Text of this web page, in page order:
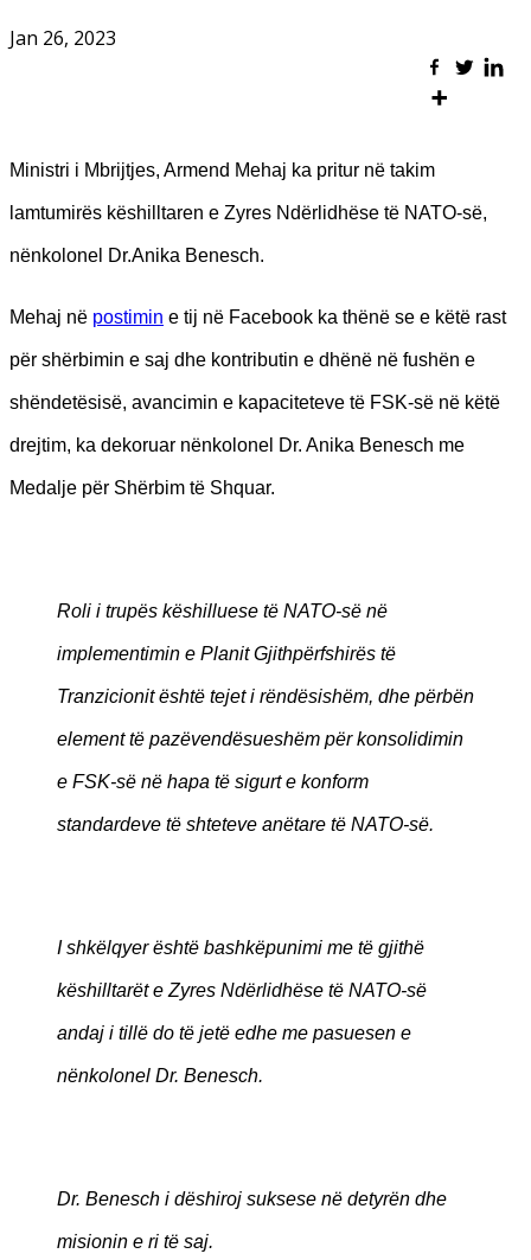
Jan 26, 2023
Ministri i Mbrijtjes, Armend Mehaj ka pritur në takim
lamtumirës këshilltaren e Zyres Ndërlidhëse të NATO-së,
nënkolonel Dr.Anika Benesch.
Mehaj në postimin e tij në Facebook ka thënë se e këtë rast
për shërbimin e saj dhe kontributin e dhënë në fushën e
shëndetësisë, avancimin e kapaciteteve të FSK-së në këtë
drejtim, ka dekoruar nënkolonel Dr. Anika Benesch me
Medalje për Shërbim të Shquar.
Roli i trupës këshilluese të NATO-së në
implementimin e Planit Gjithpërfshirës të
Tranzicionit është tejet i rëndësishëm, dhe përbën
element të pazëvendësueshëm për konsolidimin
e FSK-së në hapa të sigurt e konform
standardeve të shteteve anëtare të NATO-së.
I shkëlqyer është bashkëpunimi me të gjithë
këshilltarët e Zyres Ndërlidhëse të NATO-së
andaj i tillë do të jetë edhe me pasuesen e
nënkolonel Dr. Benesch.
Dr. Benesch i dëshiroj suksese në detyrën dhe
misionin e ri të saj.